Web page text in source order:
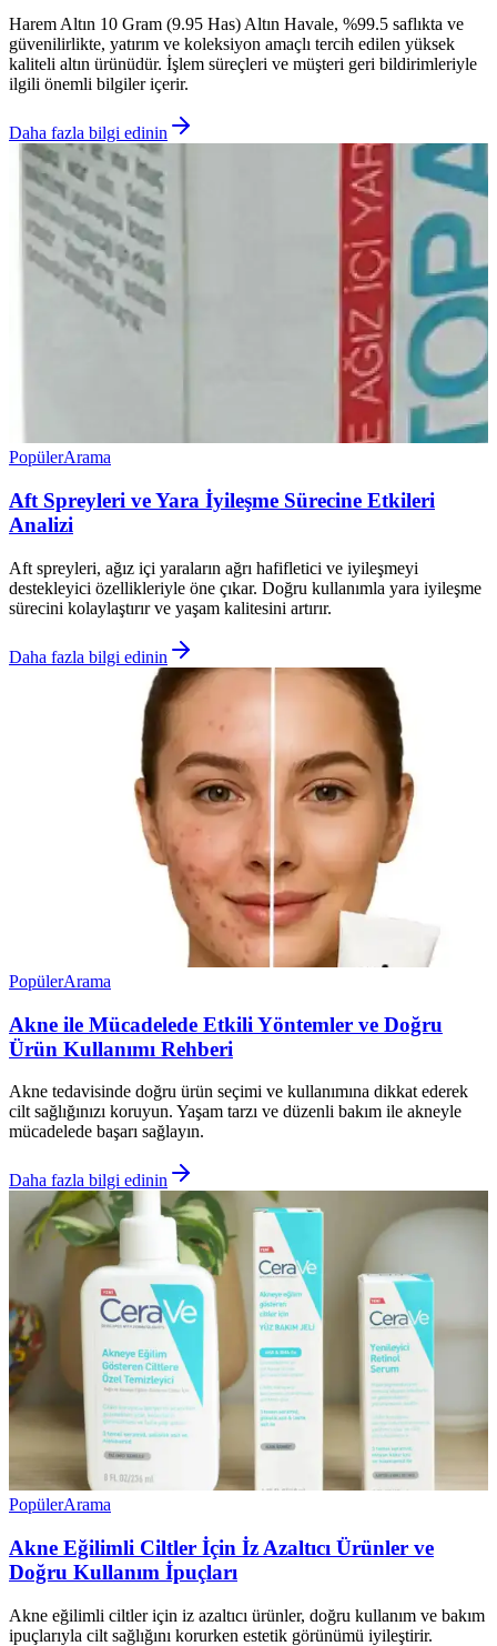
Harem Altın 10 Gram (9.95 Has) Altın Havale, %99.5 saflıkta ve
güvenilirlikte, yatırım ve koleksiyon amaçlı tercih edilen yüksek
kaliteli altın ürünüdür. İşlem süreçleri ve müşteri geri bildirimleriyle
ilgili önemli bilgiler içerir.
Daha fazla bilgi edinin
PopülerArama
Aft Spreyleri ve Yara İyileşme Sürecine Etkileri
Analizi
Aft spreyleri, ağız içi yaraların ağrı hafifletici ve iyileşmeyi
destekleyici özellikleriyle öne çıkar. Doğru kullanımla yara iyileşme
sürecini kolaylaştırır ve yaşam kalitesini artırır.
Daha fazla bilgi edinin
PopülerArama
Akne ile Mücadelede Etkili Yöntemler ve Doğru
Ürün Kullanımı Rehberi
Akne tedavisinde doğru ürün seçimi ve kullanımına dikkat ederek
cilt sağlığınızı koruyun. Yaşam tarzı ve düzenli bakım ile akneyle
mücadelede başarı sağlayın.
Daha fazla bilgi edinin
PopülerArama
Akne Eğilimli Ciltler İçin İz Azaltıcı Ürünler ve
Doğru Kullanım İpuçları
Akne eğilimli ciltler için iz azaltıcı ürünler, doğru kullanım ve bakım
ipuçlarıyla cilt sağlığını korurken estetik görünümü iyileştirir.